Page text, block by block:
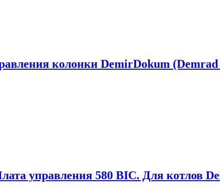
колонки DemirDokum (Demrad
управления 580 BIC. Для котлов